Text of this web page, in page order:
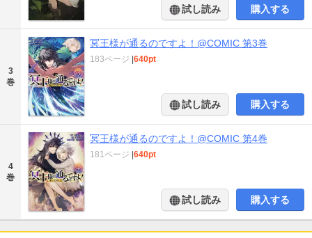
試し読み 購入する
3
巻
冥王様が通るのですよ！@COMIC 第3巻
183ページ |640pt
試し読み 購入する
4
巻
冥王様が通るのですよ！@COMIC 第4巻
181ページ |640pt
試し読み 購入する